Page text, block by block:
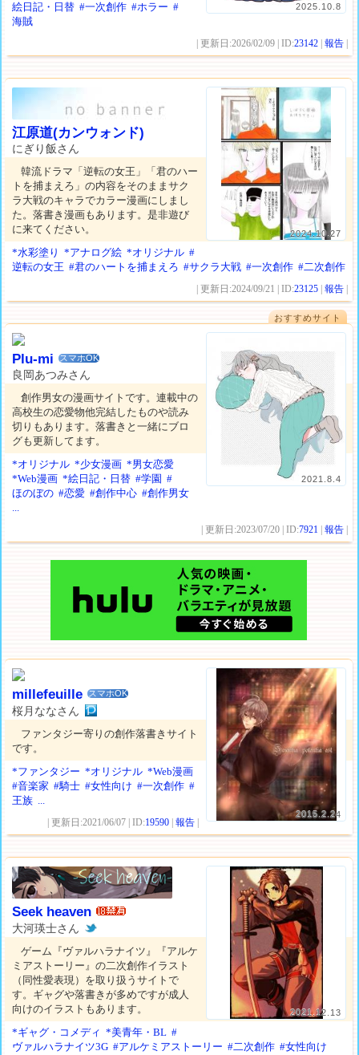
2025.10.8
絵日記・日替 #一次創作 #ホラー #
海賊
| 更新日:2026/02/09 | ID:23142 |報告
2024.10.27
江原道(カンウォンド)
にぎり飯さん
韓流ドラマ「逆転の女王」「君のハー
トを捕まえろ」の内容をそのままサク
ラ大戦のキャラでカラー漫画にしまし
た。落書き漫画もあります。是非遊び
に来てください。
*水彩塗り
*アナログ絵 *オリジナル #
逆転の女王 #君のハートを捕まえろ #サクラ大戦 #一次創作 #二次創作
| 更新日:2024/09/21 | ID:23125 |報告
おすすめサイト
2021.8.4
Plu-mi スマホOK
良岡あつみさん
創作男女の漫画サイトです。連載中の
高校生の恋愛物他完結したものや読み
切りもあります。落書きと一緒にブロ
グも更新してます。
*オリジナル *少女漫画 *男女恋愛
*Web漫画 *絵日記・日替 #学園 #
ほのぼの #恋愛 #創作中心 #創作男女
...
| 更新日:2023/07/20 | ID:7921 |報告
2015.2.24
millefeuille スマホOK
桜月ななさん
ファンタジー寄りの創作落書きサイト
です。
*ファンタジー *オリジナル *Web漫画
#音楽家 #騎士 #女性向け #一次創作 #
王族 ...
| 更新日:2021/06/07 | ID:19590 |報告
2021.12.13
Seek heaven
大河瑛士さん
ゲーム『ヴァルハラナイツ』『アルケ
ミアストーリー』の二次創作イラスト
（同性愛表現）を取り扱うサイトで
す。ギャグや落書きが多めですが成人
向けのイラストもあります。
*ギャグ・コメディ *美青年・BL #
ヴァルハラナイツ3G #アルケミアストーリー #二次創作 #女性向け